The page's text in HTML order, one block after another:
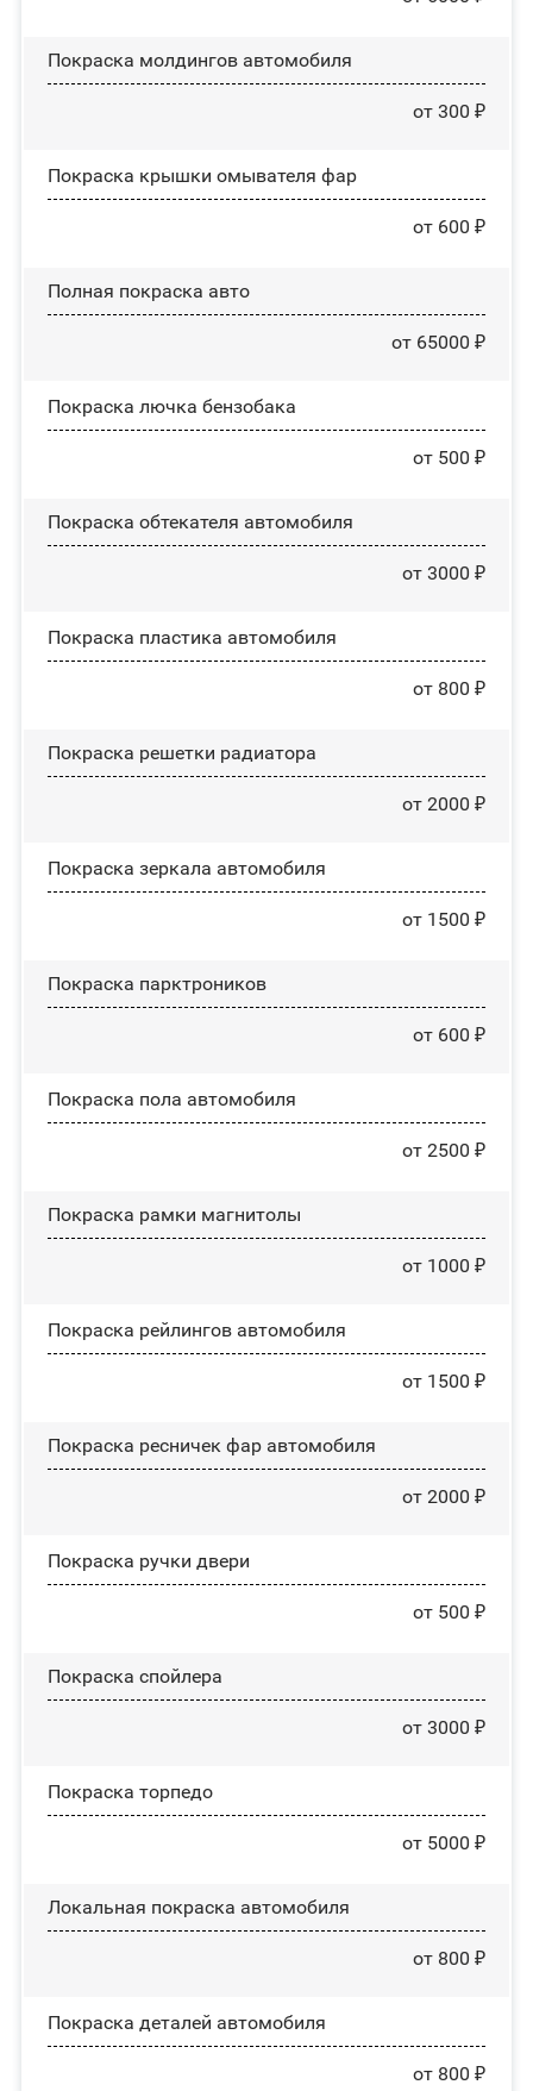
Покраска молдингов автомобиля
от 300 ₽
Покраска крышки омывателя фар
от 600 ₽
Полная покраска авто
от 65000 ₽
Покраска лючка бензобака
от 500 ₽
Покраска обтекателя автомобиля
от 3000 ₽
Покраска пластика автомобиля
от 800 ₽
Покраска решетки радиатора
от 2000 ₽
Покраска зеркала автомобиля
от 1500 ₽
Покраска парктроников
от 600 ₽
Покраска пола автомобиля
от 2500 ₽
Покраска рамки магнитолы
от 1000 ₽
Покраска рейлингов автомобиля
от 1500 ₽
Покраска ресничек фар автомобиля
от 2000 ₽
Покраска ручки двери
от 500 ₽
Покраска спойлера
от 3000 ₽
Покраска торпедо
от 5000 ₽
Локальная покраска автомобиля
от 800 ₽
Покраска деталей автомобиля
от 800 ₽